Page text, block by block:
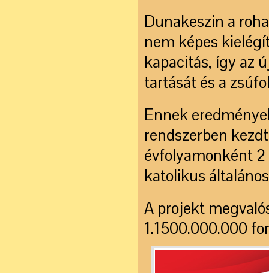
Dunakeszin a
nem képes
kapacitás, így az
tartását és a
Ennek
rendszerben
évfolyamonként 2
katolikus
A projekt
1.1500.000.000